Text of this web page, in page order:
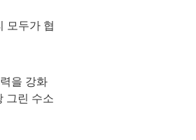
모두가 협
을 강화
그린 수소